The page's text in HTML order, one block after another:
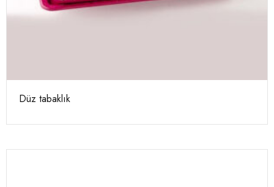
Düz tabaklık